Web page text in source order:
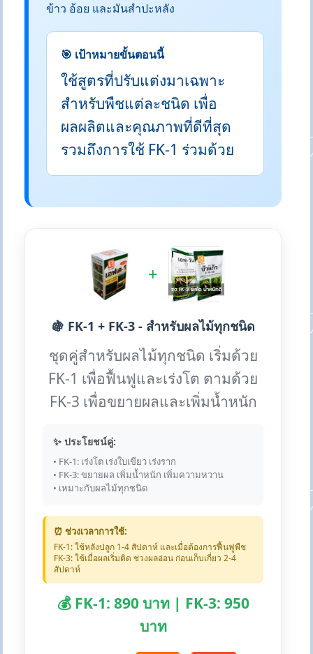
ข้าว อ้อย และมันสำปะหลัง
🎯 เป้าหมายขั้นตอนนี้
ใช้สูตรที่ปรับแต่งมาเฉพาะ
สำหรับพืชแต่ละชนิด เพื่อ
ผลผลิตและคุณภาพที่ดีที่สุด
รวมถึงการใช้ FK-1 ร่วมด้วย
+
🍇 FK-1 + FK-3 - สำหรับผลไม้ทุกชนิด
ชุดคู่สำหรับผลไม้ทุกชนิด เริ่มด้วย
FK-1 เพื่อฟื้นฟูและเร่งโต ตามด้วย
FK-3 เพื่อขยายผลและเพิ่มน้ำหนัก
✨ ประโยชน์คู่:
• FK-1: เร่งโต เร่งใบเขียว เร่งราก
• FK-3: ขยายผล เพิ่มน้ำหนัก เพิ่มความหวาน
• เหมาะกับผลไม้ทุกชนิด
⏰ ช่วงเวลาการใช้:
FK-1: ใช้หลังปลูก 1-4 สัปดาห์ และเมื่อต้องการฟื้นฟูพืช
FK-3: ใช้เมื่อผลเริ่มติด ช่วงผลอ่อน ก่อนเก็บเกี่ยว 2-4
สัปดาห์
💰 FK-1: 890 บาท | FK-3: 950
บาท